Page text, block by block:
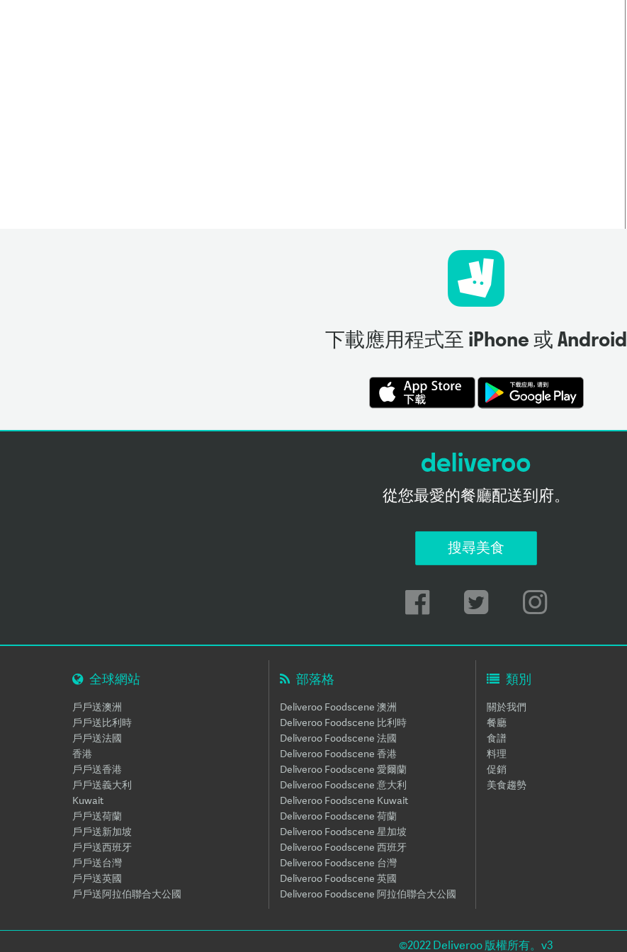
下載應用程式至 iPhone 或 Android
從您最愛的餐廳配送到府。
搜尋美食
全球網站
戶戶送澳洲
戶戶送比利時
戶戶送法國
香港
戶戶送香港
戶戶送義大利
Kuwait
戶戶送荷蘭
戶戶送新加坡
戶戶送西班牙
戶戶送台灣
戶戶送英國
戶戶送阿拉伯聯合大公國
部落格
Deliveroo Foodscene 澳洲
Deliveroo Foodscene 比利時
Deliveroo Foodscene 法國
Deliveroo Foodscene 香港
Deliveroo Foodscene 愛爾蘭
Deliveroo Foodscene 意大利
Deliveroo Foodscene Kuwait
Deliveroo Foodscene 荷蘭
Deliveroo Foodscene 星加坡
Deliveroo Foodscene 西班牙
Deliveroo Foodscene 台灣
Deliveroo Foodscene 英國
Deliveroo Foodscene 阿拉伯聯合大公國
類別
關於我們
餐廳
食譜
料理
促銷
美食趨勢
©2022Deliveroo 版權所有。v3